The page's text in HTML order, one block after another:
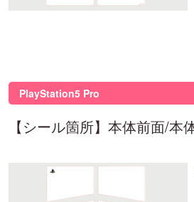
PlayStation5 Pro
【シール箇所】本体前面/本